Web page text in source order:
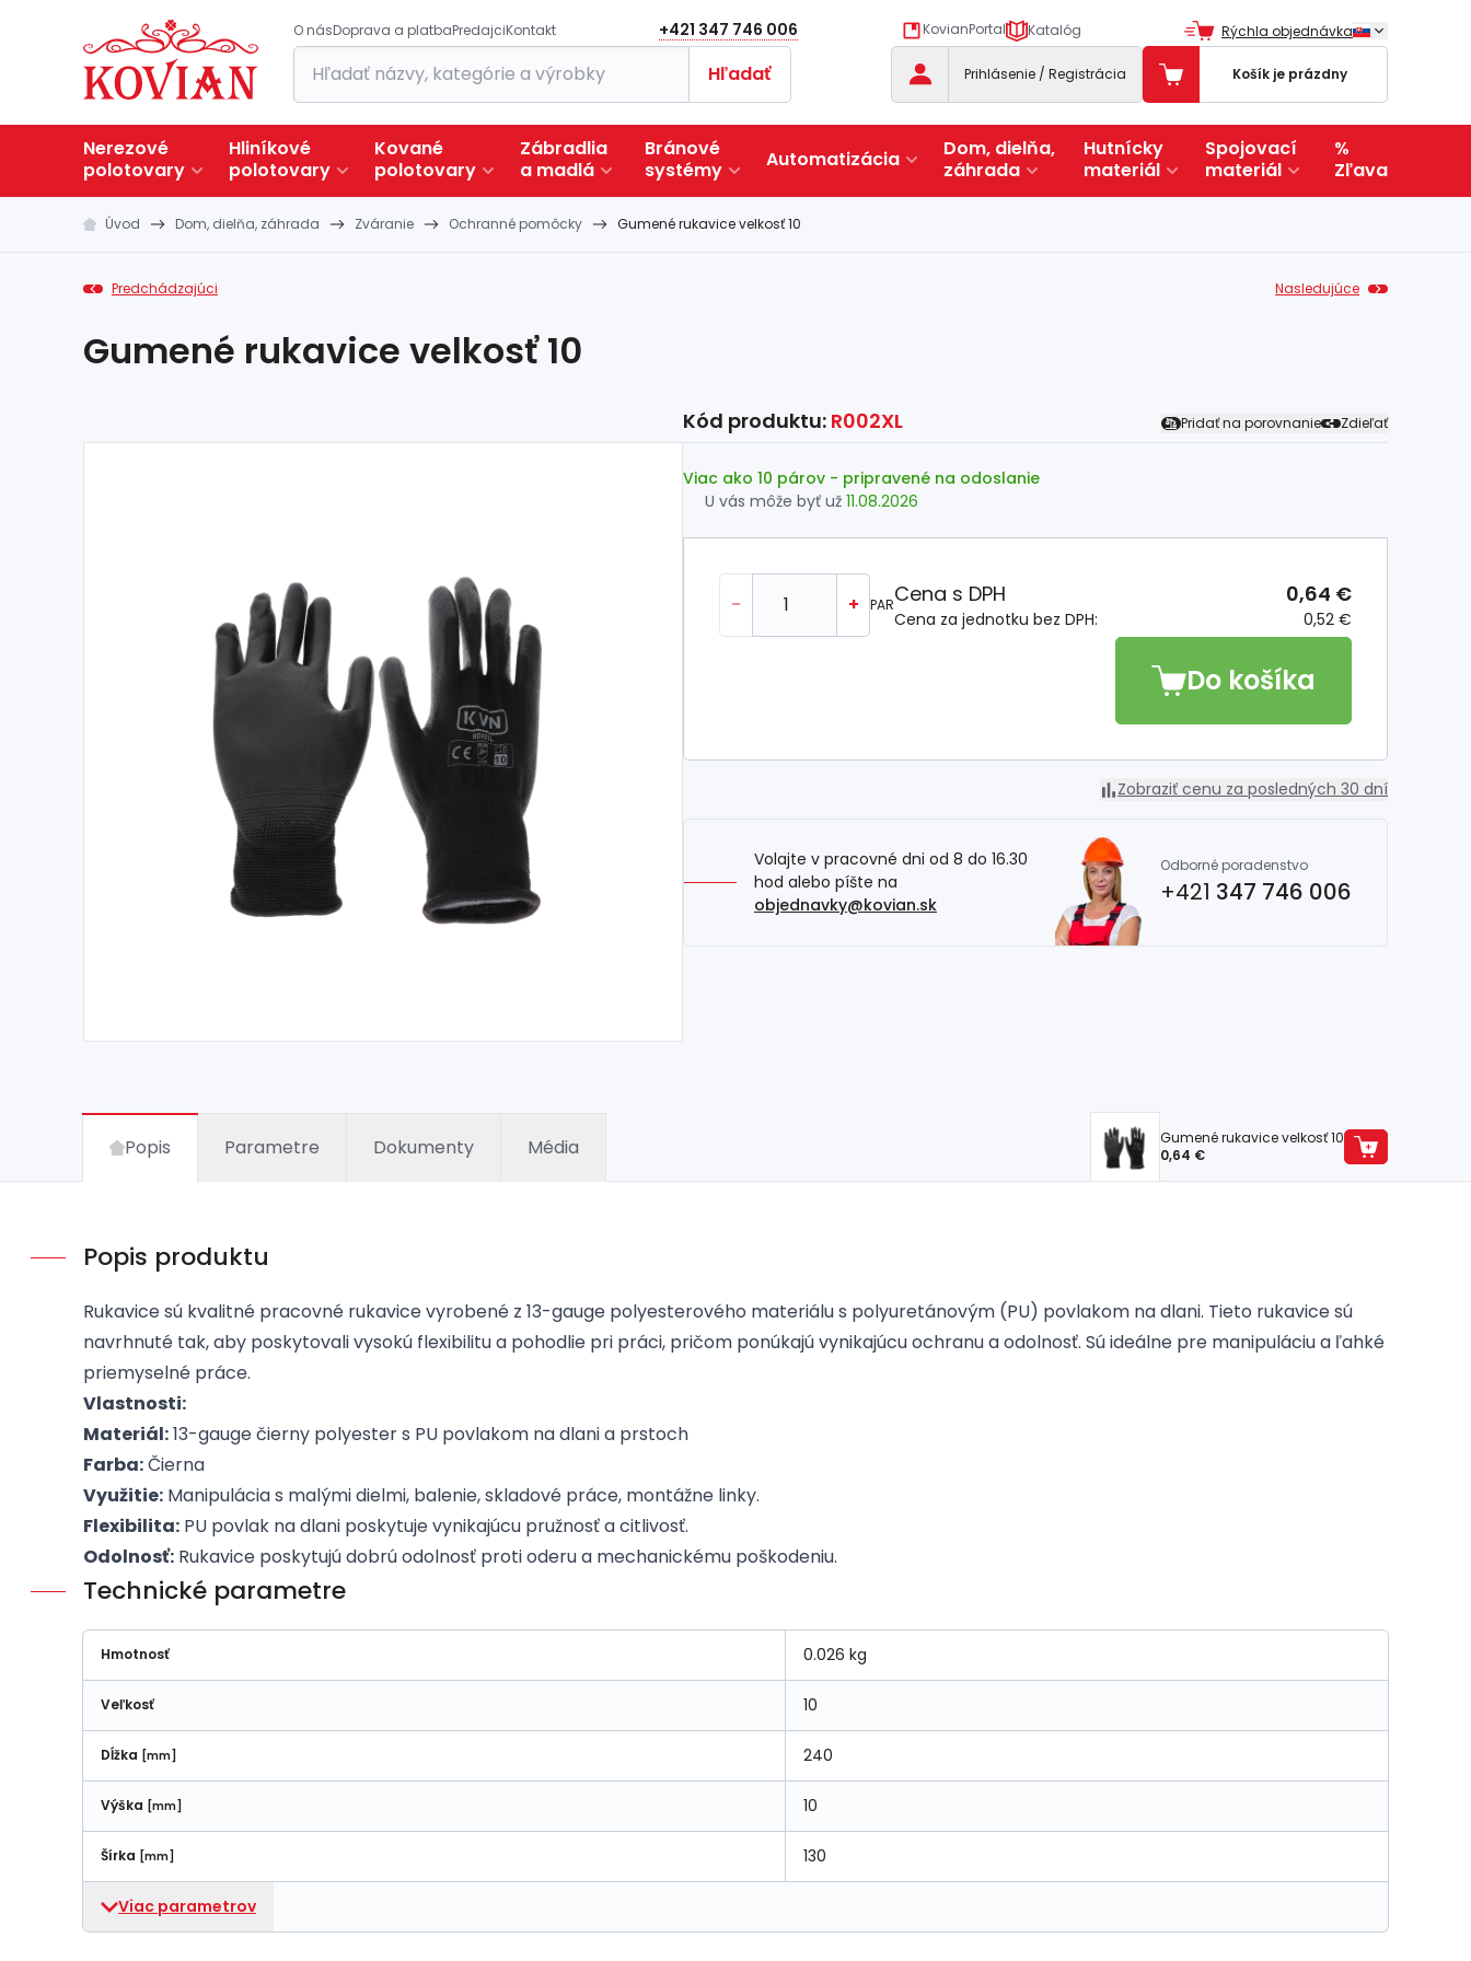
O násDoprava a platbaPredajciKontakt +421 347 746 006 KovianPortal Katalóg Rýchla objednávka
Hľadať Prihlásenie / Registrácia Košík je prázdny
Nerezové
polotovary
Hliníkové
polotovary
Kované
polotovary
Zábradlia
a madlá
Bránové
systémy
Automatizácia
Dom, dielňa,
záhrada
Hutnícky
materiál
Spojovací
materiál
%
Zľava
Úvod Dom, dielňa, záhrada Zváranie Ochranné pomôcky Gumené rukavice velkosť 10
Predchádzajúci Nasledujúce
Gumené rukavice velkosť 10
Kód produktu: R002XL Pridať na porovnanie Zdieľať
Viac ako 10 párov - pripravené na odoslanie
U vás môže byť už 11.08.2026
- + PAR
Cena za jednotku bez DPH: 0,52 €
Cena s DPH 0,64 €
Do košíka
Zobraziť cenu za posledných 30 dní
Volajte v pracovné dni od 8 do 16.30
hod alebo píšte na
objednavky@kovian.sk
Odborné poradenstvo
+421 347 746 006
Popis Parametre Dokumenty Média
Gumené rukavice velkosť 10
0,64 €
Popis produktu
Rukavice sú kvalitné pracovné rukavice vyrobené z 13-gauge polyesterového materiálu s polyuretánovým (PU) povlakom na dlani. Tieto rukavice sú
navrhnuté tak, aby poskytovali vysokú flexibilitu a pohodlie pri práci, pričom ponúkajú vynikajúcu ochranu a odolnosť. Sú ideálne pre manipuláciu a ľahké
priemyselné práce.
Vlastnosti:
Materiál:13-gauge čierny polyester s PU povlakom na dlani a prstoch
Farba:Čierna
Využitie: Manipulácia s malými dielmi, balenie, skladové práce, montážne linky.
Flexibilita: PU povlak na dlani poskytuje vynikajúcu pružnosť a citlivosť.
Odolnosť: Rukavice poskytujú dobrú odolnosť proti oderu a mechanickému poškodeniu.
Technické parametre
Hmotnosť 0.026 kg
Veľkosť 10
Dĺžka [mm] 240
Výška [mm] 10
Šírka [mm] 130
Viac parametrov